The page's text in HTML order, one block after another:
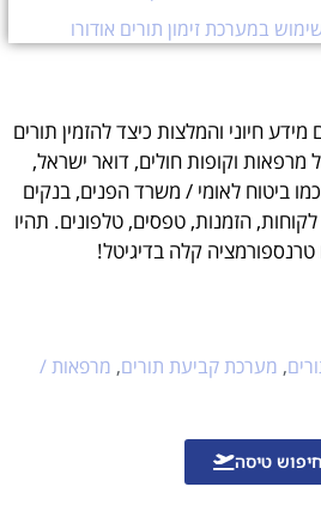
במערכת זימון תורים אודורו
אודורו
מה מיוחד במערכת אודורו לזימון תורים? המערכת מיועדת לרופאים בלבד? כל מה שחשוב לשאול על מערכת אודורו לזימון תורים
תורים אונליין?
מידע חיוני והמלצות כיצד להזמין תורים
מרפאות וקופות חולים, דואר ישראל,
ביטוח לאומי / משרד הפנים, בנקים
הזמנות, טפסים, טלפונים. תהיו
טרנספורמציה קלה בדיגיטל!
מערכת קביעת תורים מרפאות /
חיפוש טיסה